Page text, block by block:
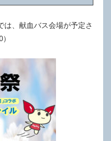
は、献血バス会場が予定さ